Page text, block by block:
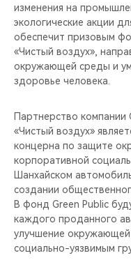
изменения на
экологические акции
обеспечит призовым
«Чистый воздух»,
окружающей среды и
здоровье человека.
Партнерство компании
«Чистый воздух»
концерна по защите
корпоративной
Шанхайском
создании
В фонд Green Public
каждого проданного
улучшение
социально-уязвимым